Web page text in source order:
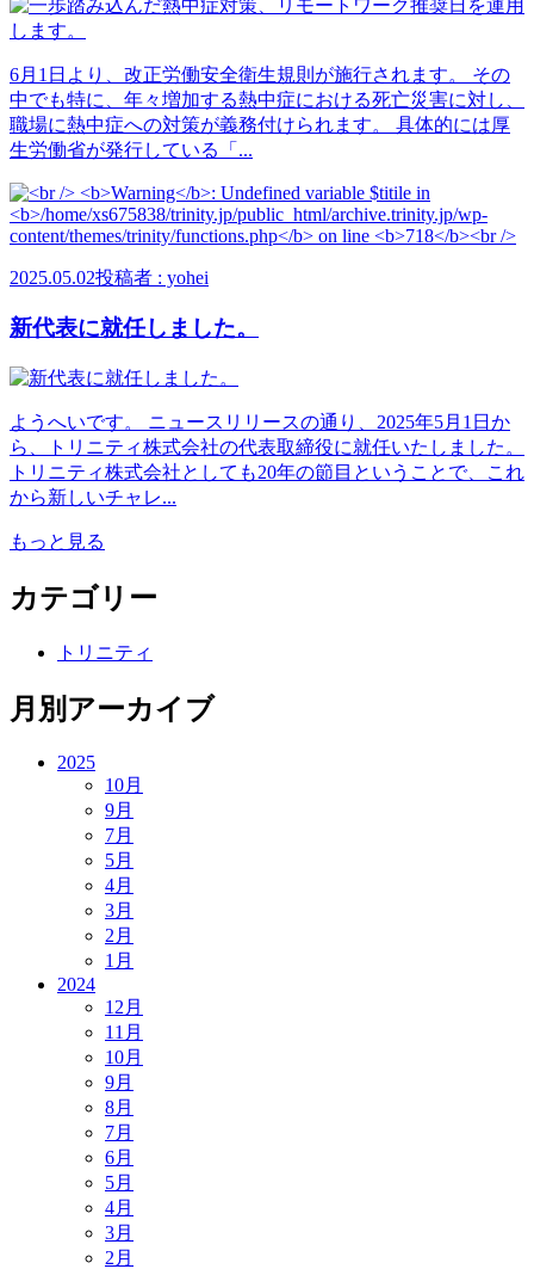
6月1日より、改正労働安全衛生規則が施行されます。 その
中でも特に、年々増加する熱中症における死亡災害に対し、
職場に熱中症への対策が義務付けられます。 具体的には厚
生労働省が発行している「...
2025.05.02投稿者 : yohei
新代表に就任しました。
ようへいです。 ニュースリリースの通り、2025年5月1日か
ら、トリニティ株式会社の代表取締役に就任いたしました。
トリニティ株式会社としても20年の節目ということで、これ
から新しいチャレ...
もっと見る
カテゴリー
トリニティ
月別アーカイブ
2025
10月
9月
7月
5月
4月
3月
2月
1月
2024
12月
11月
10月
9月
8月
7月
6月
5月
4月
3月
2月